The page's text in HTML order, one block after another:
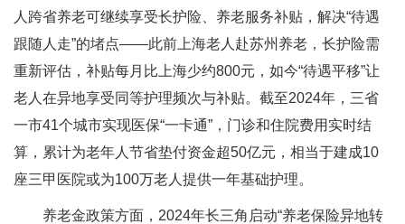
人跨省养老可继续享受长护险、养老服务补贴，解决“待遇
跟随人走”的堵点——此前上海老人赴苏州养老，长护险需
重新评估，补贴每月比上海少约800元，如今“待遇平移”让
老人在异地享受同等护理频次与补贴。截至2024年，三省
一市41个城市实现医保“一卡通”，门诊和住院费用实时结
算，累计为老年人节省垫付资金超50亿元，相当于建成10
座三甲医院或为100万老人提供一年基础护理。
养老金政策方面，2024年长三角启动“养老保险异地转